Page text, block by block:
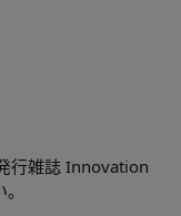
行雑誌 Innovation